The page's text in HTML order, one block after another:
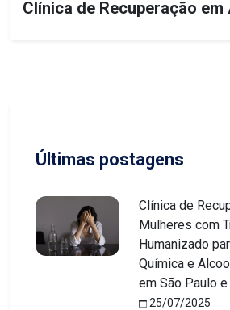
Clínica de Recuperação em
Últimas postagens
Clínica de
Mulheres com
Humanizado
Química e
em São Paulo
25/07/2025